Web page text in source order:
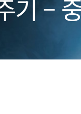
기 –